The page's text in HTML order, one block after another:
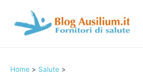
contenuto
Home Salute